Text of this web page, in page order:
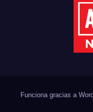
Funciona gracias a